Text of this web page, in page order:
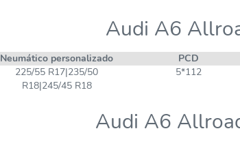
Audi A6
Neumático personalizado PCD
225/55 R17|235/50
R18|245/45 R18
5*112
Audi A6